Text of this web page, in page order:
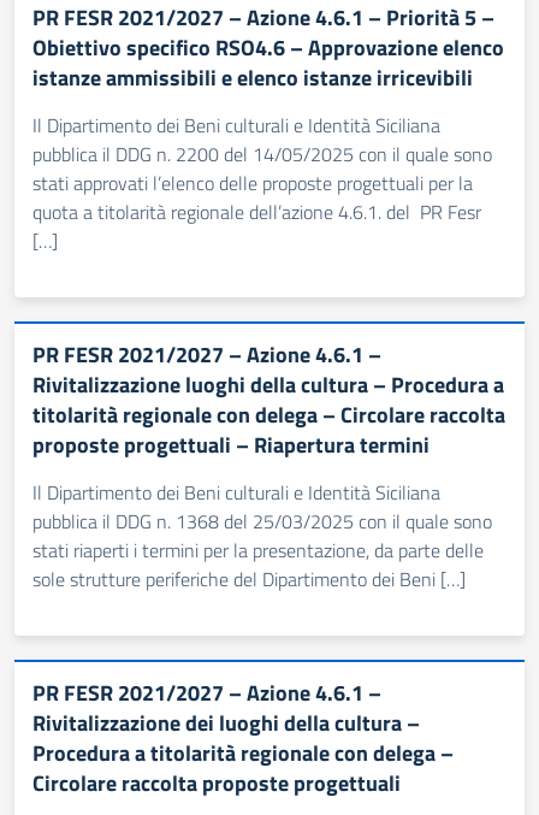
PR FESR 2021/2027 – Azione 4.6.1 – Priorità 5 –
Obiettivo specifico RSO4.6 – Approvazione elenco
istanze ammissibili e elenco istanze irricevibili
Il Dipartimento dei Beni culturali e Identità Siciliana
pubblica il DDG n. 2200 del 14/05/2025 con il quale sono
stati approvati l’elenco delle proposte progettuali per la
quota a titolarità regionale dell’azione 4.6.1. del PR Fesr
[…]
PR FESR 2021/2027 – Azione 4.6.1 –
Rivitalizzazione luoghi della cultura – Procedura a
titolarità regionale con delega – Circolare raccolta
proposte progettuali – Riapertura termini
Il Dipartimento dei Beni culturali e Identità Siciliana
pubblica il DDG n. 1368 del 25/03/2025 con il quale sono
stati riaperti i termini per la presentazione, da parte delle
sole strutture periferiche del Dipartimento dei Beni […]
PR FESR 2021/2027 – Azione 4.6.1 –
Rivitalizzazione dei luoghi della cultura –
Procedura a titolarità regionale con delega –
Circolare raccolta proposte progettuali